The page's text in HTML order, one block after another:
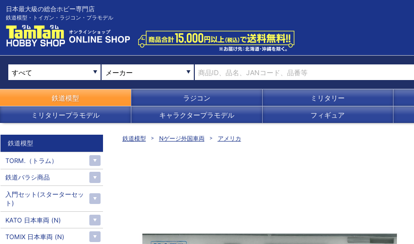
日本最大級の総合ホビー専門店
鉄道模型・トイガン・ラジコン・プラモデル
メーカー
鉄道模型 ラジコン ミリタリー
ミリタリープラモデル キャラクタープラモデル フィギュア
鉄道模型 Nゲージ外国車両 アメリカ
鉄道模型
TORM.（トラム）
鉄道バラシ商品
入門セット(スターターセッ
ト)
KATO 日本車両 (N)
TOMIX 日本車両 (N)